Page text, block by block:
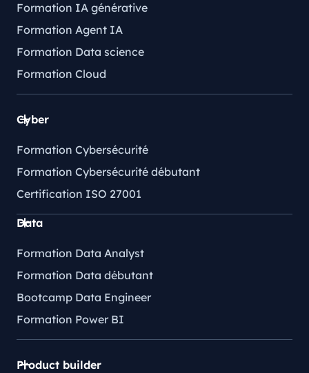
Formation IA générative
Formation Agent IA
Formation Data science
Formation Cloud
Cyber
Formation Cybersécurité
Formation Cybersécurité débutant
Certification ISO 27001
Data
Formation Data Analyst
Formation Data débutant
Bootcamp Data Engineer
Formation Power BI
Product builder